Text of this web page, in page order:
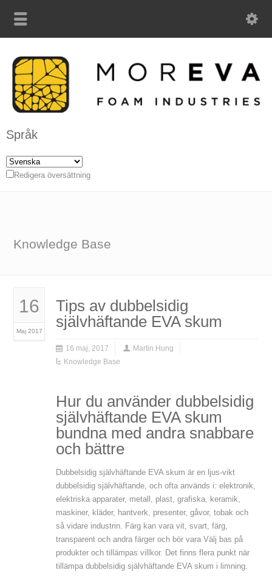
Språk
Redigera översättning
Knowledge Base
16
Maj 2017
Tips av dubbelsidig
självhäftande EVA skum
16 maj, 2017
Martin Hung
Knowledge Base
Hur du använder dubbelsidig
självhäftande EVA skum
bundna med andra snabbare
och bättre
Dubbelsidig självhäftande EVA skum är en ljus-vikt
dubbelsidig självhäftande, och ofta används i: elektronik,
elektriska apparater, metall, plast, grafiska, keramik,
maskiner, kläder, hantverk, presenter, gåvor, tobak och
så vidare industrin. Färg kan vara vit, svart, färg,
transparent och andra färger och bör vara Välj bas på
produkter och tillämpas villkor. Det finns flera punkt när
tillämpa dubbelsidig självhäftande EVA skum i limning.